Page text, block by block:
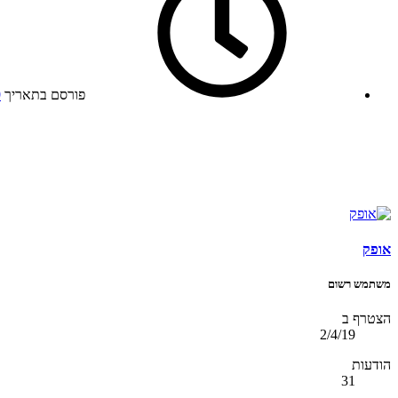
פורסם בתאריך
אופק
משתמש רשום
הצטרף ב
2/4/19
הודעות
31